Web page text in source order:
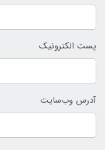
پست الکترونیک
آدرس وب‌سایت